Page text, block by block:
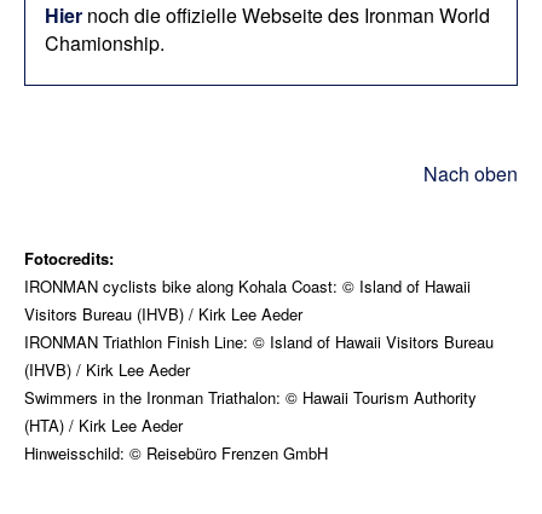
Hier noch die offizielle Webseite des Ironman World
Chamionship.
Nach oben
Fotocredits:
IRONMAN cyclists bike along Kohala Coast: © Island of Hawaii
Visitors Bureau (IHVB) / Kirk Lee Aeder
IRONMAN Triathlon Finish Line: © Island of Hawaii Visitors Bureau
(IHVB) / Kirk Lee Aeder
Swimmers in the Ironman Triathalon: © Hawaii Tourism Authority
(HTA) / Kirk Lee Aeder
Hinweisschild: © Reisebüro Frenzen GmbH